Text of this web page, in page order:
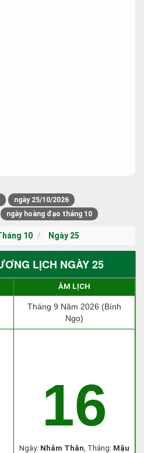
ngày 25/10/2026
ngày hoàng đạo tháng 10
10 Ngày 25
LỊCH NGÀY 25
ÂM LỊCH
Tháng 9 Năm 2026 (Bính
Ngọ)
16
Ngày: Nhâm Thân, Tháng: Mậu